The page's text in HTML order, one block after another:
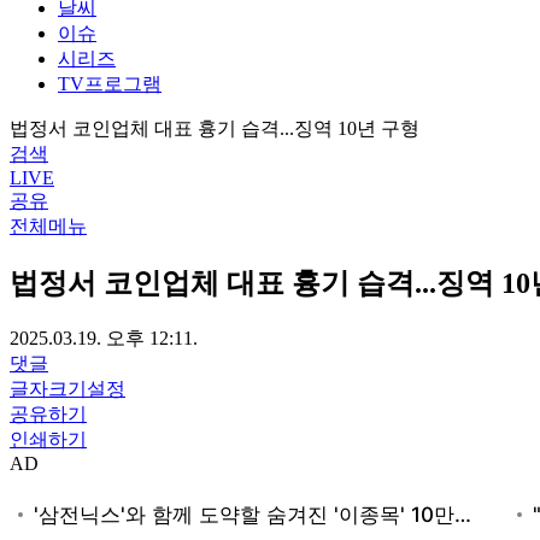
날씨
이슈
시리즈
TV프로그램
법정서 코인업체 대표 흉기 습격...징역 10년 구형
검색
LIVE
공유
전체메뉴
법정서 코인업체 대표 흉기 습격...징역 10
2025.03.19. 오후 12:11.
댓글
글자크기설정
공유하기
인쇄하기
AD